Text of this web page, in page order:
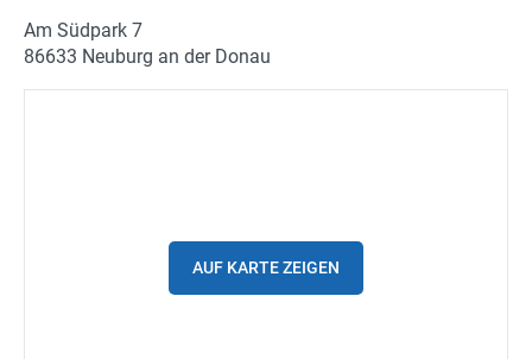
Am Südpark 7
86633 Neuburg an der Donau
AUF KARTE ZEIGEN
Lieferdienste